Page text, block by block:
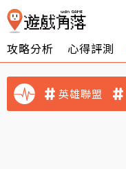
攻略分析 心得評測
英雄聯盟